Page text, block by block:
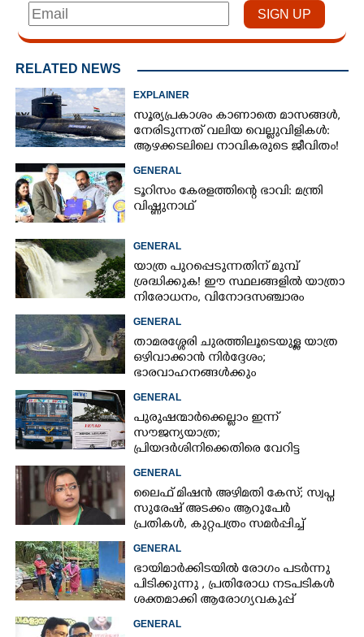
RELATED NEWS
EXPLAINER
സൂര്യപ്രകാശം കാണാതെ മാസങ്ങൾ,
നേരിടുന്നത് വലിയ വെല്ലുവിളികൾ:
ആഴക്കടലിലെ നാവികരുടെ ജീവിതം!
GENERAL
ടൂറിസം കേരളത്തിന്റെ ഭാവി: മന്ത്രി
വിഷ്ണുനാഥ്
GENERAL
യാത്ര പുറപ്പെടുന്നതിന് മുമ്പ്
ശ്രദ്ധിക്കുക! ഈ സ്ഥലങ്ങളിൽ യാത്രാ
നിരോധനം,​ വിനോദസഞ്ചാരം
ഇപ്പോൾ വേണ്ടെന്ന് മുന്നറിയിപ്പ്
GENERAL
താമരശ്ശേരി ചുരത്തിലൂടെയുള്ള യാത്ര
ഒഴിവാക്കാൻ നിർദ്ദേശം;
ഭാരവാഹനങ്ങൾക്കും
വിനോദസഞ്ചാരികൾക്കും
നിയന്ത്രണം
GENERAL
പുരുഷന്മാർക്കെല്ലാം ഇന്ന്
സൗജന്യയാത്ര;
പ്രിയദർശിനിക്കെതിരെ വേറിട്ട
പ്രതിഷേധവുമായി അങ്കമാലിയിലെ
സ്വകാര്യ ബസുകൾ
GENERAL
ലൈഫ് മിഷൻ അഴിമതി കേസ്; സ്വപ്ന
സുരേഷ് അടക്കം ആറുപേർ
പ്രതികൾ, കുറ്റപത്രം സമർപ്പിച്ച്
സിബിഐ
GENERAL
ഭായിമാർക്കിടയിൽ രോഗം പടർന്നു
പിടിക്കുന്നു ,​ പ്രതിരോധ നടപടികൾ
ശക്തമാക്കി ആരോഗ്യവകുപ്പ്
GENERAL